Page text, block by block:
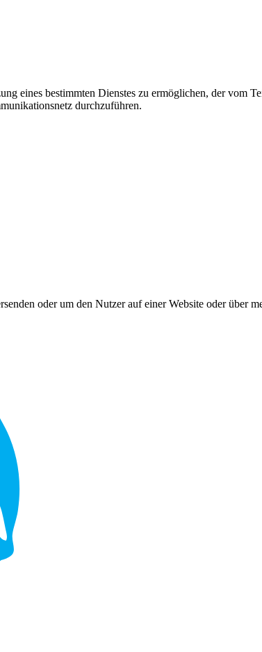
eines bestimmten Dienstes zu ermöglichen, der vom
durchzuführen.
oder um den Nutzer auf einer Website oder über